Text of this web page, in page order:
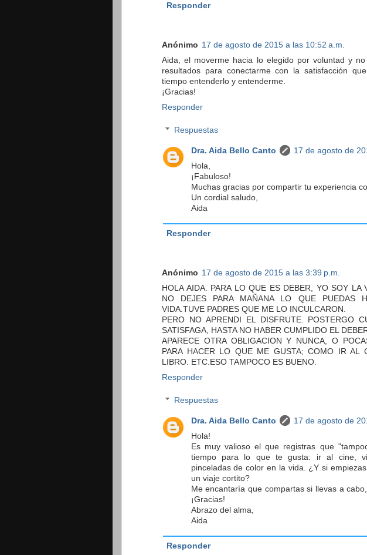
Responder
Anónimo 17 de agosto de 2015 a las 10:52 a.m.
Aida, el moverme hacia lo elegido por voluntad y
resultados para conectarme con la satisfacción
tiempo entenderlo y entenderme.
¡Gracias!
Responder
Respuestas
Dra. Aida Bello Canto
17 de agosto de
Hola,
¡Fabuloso!
Muchas gracias por compartir tu experiencia
Un cordial saludo,
Aida
Responder
Anónimo 17 de agosto de 2015 a las 3:39 p.m.
HOLA AIDA. PARA LO QUE ES DEBER, YO SOY LA
NO DEJES PARA MAÑANA LO QUE PUEDAS
VIDA.TUVE PADRES QUE ME LO INCULCARON.
PERO NO APRENDI EL DISFRUTE. POSTERGO
SATISFAGA, HASTA NO HABER CUMPLIDO EL
APARECE OTRA OBLIGACION Y NUNCA, O
PARA HACER LO QUE ME GUSTA; COMO IR AL
LIBRO. ETC.ESO TAMPOCO ES BUENO.
Responder
Respuestas
Dra. Aida Bello Canto
17 de agosto de
Hola!
Es muy valioso el que registras que
tiempo para lo que te gusta: ir al cine,
pinceladas de color en la vida. ¿Y si
un viaje cortito?
Me encantaría que compartas si llevas a
¡Gracias!
Abrazo del alma,
Aida
Responder